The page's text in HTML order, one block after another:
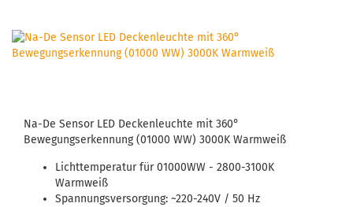
Na-De Sensor LED Deckenleuchte mit 360°
Bewegungserkennung (01000 WW) 3000K Warmweiß
Lichttemperatur für 01000WW - 2800-3100K
Warmweiß
Spannungsversorgung: ~220-240V / 50 Hz